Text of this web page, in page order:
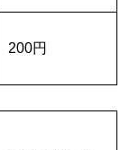
200円